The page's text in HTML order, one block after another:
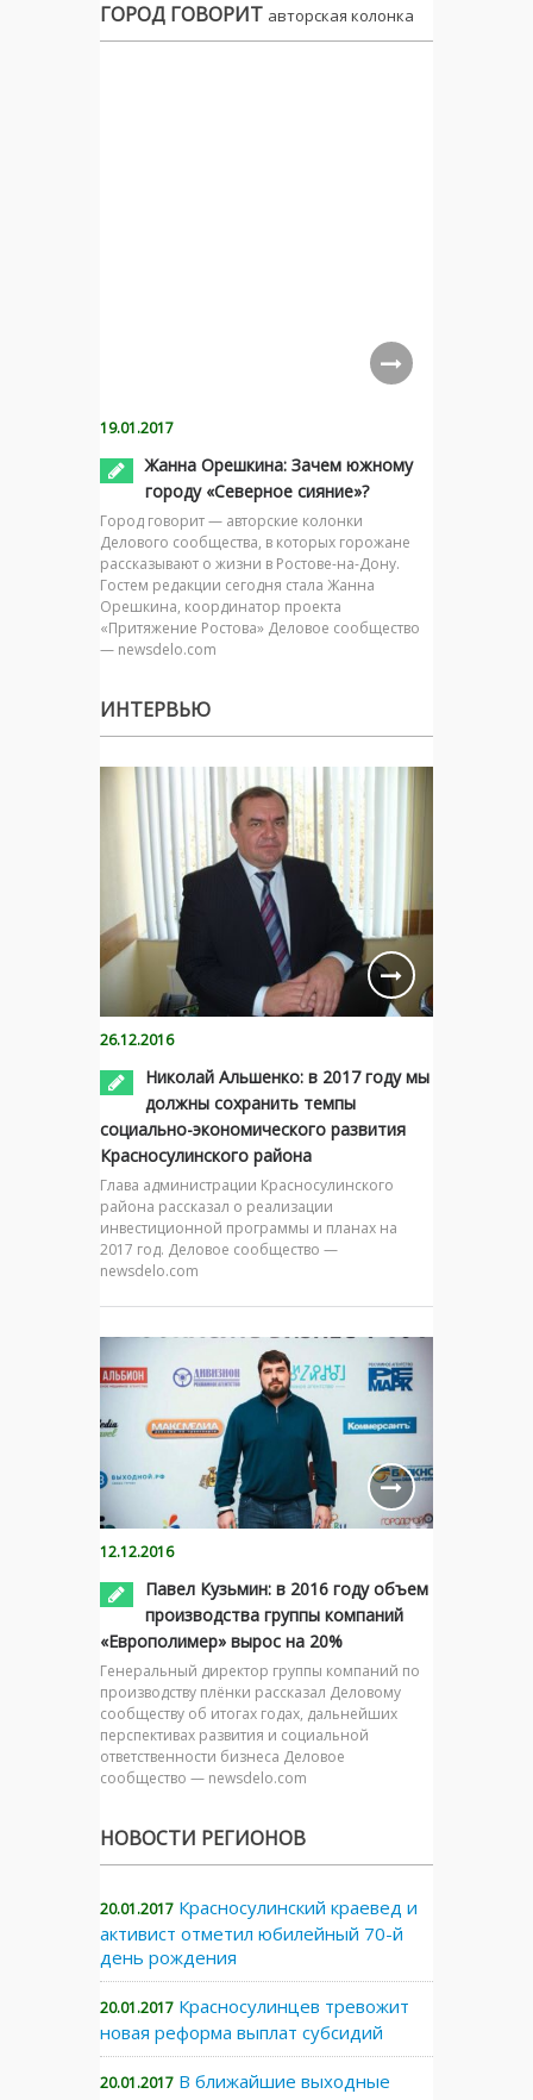
ГОРОД ГОВОРИТ авторская колонка
19.01.2017
Жанна Орешкина: Зачем южному
городу «Северное сияние»?
Город говорит — авторские колонки
Делового сообщества, в которых горожане
рассказывают о жизни в Ростове-на-Дону.
Гостем редакции сегодня стала Жанна
Орешкина, координатор проекта
«Притяжение Ростова» Деловое сообщество
— newsdelo.com
ИНТЕРВЬЮ
26.12.2016
Николай Альшенко: в 2017 году мы
должны сохранить темпы
социально-экономического развития
Красносулинского района
Глава администрации Красносулинского
района рассказал о реализации
инвестиционной программы и планах на
2017 год. Деловое сообщество —
newsdelo.com
12.12.2016
Павел Кузьмин: в 2016 году объем
производства группы компаний
«Европолимер» вырос на 20%
Генеральный директор группы компаний по
производству плёнки рассказал Деловому
сообществу об итогах годах, дальнейших
перспективах развития и социальной
ответственности бизнеса Деловое
сообщество — newsdelo.com
НОВОСТИ РЕГИОНОВ
20.01.2017 Красносулинский краевед и
активист отметил юбилейный 70-й
день рождения
20.01.2017 Красносулинцев тревожит
новая реформа выплат субсидий
20.01.2017 В ближайшие выходные